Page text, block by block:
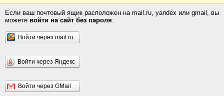
Если ваш почтовый ящик расположен на mail.ru, yandex или gmail, вы
можете войти на сайт без пароля:
Войти через mail.ru
Войти через Яндекс
Войти через GMail